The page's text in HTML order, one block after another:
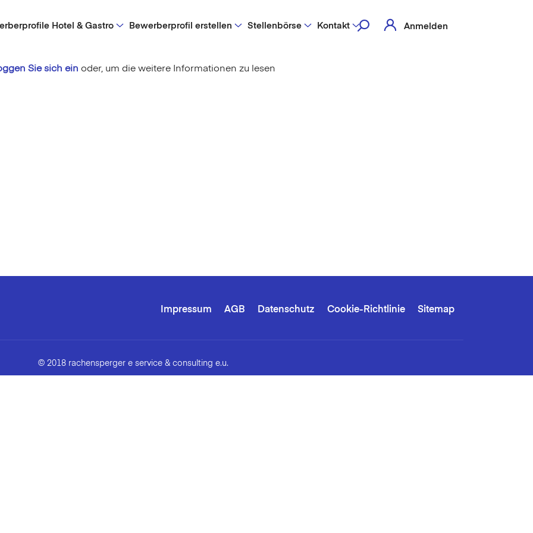
Hotel & Gastro Bewerberprofil erstellen Stellenbörse Kontakt Anmelden
Sie sich ein oder, um die weitere Informationen zu lesen
Impressum AGB Datenschutz Cookie-Richtlinie Sitemap
© 2018 rachensperger e service & consulting e.u.